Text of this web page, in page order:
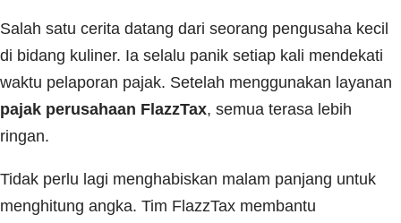
Salah satu cerita datang dari seorang pengusaha kecil
di bidang kuliner. Ia selalu panik setiap kali mendekati
waktu pelaporan pajak. Setelah menggunakan layanan
pajak perusahaan FlazzTax, semua terasa lebih
ringan.
Tidak perlu lagi menghabiskan malam panjang untuk
menghitung angka. Tim FlazzTax membantu